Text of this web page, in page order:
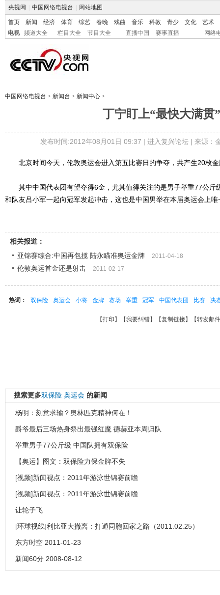
央视网 中国网络电视台 网站地图
首页 新闻 经济 体育 综艺 春晚 戏曲 音乐 科教 青少 文化
艺术
电视
频道大全 栏目大全 节目大全 直播中国 赛事直播 网络
中国网络电视台 > 新闻台 > 新闻中心 >
丁宁盯上“最快大满贯”
发布时间:2012年08月01日 09:37 | 进入复兴论坛| 来源：
北京时间今天，伦敦奥运会进入第五比赛日的争夺，共产生20枚金
其中中国代表团有望夺得6金，尤其值得关注的是男子举重77公斤
和队友吕小军一起向冠军发起冲击，这也是中国男举在本届奥运会上唯
相关报道：
亚锦赛综合:中国再包揽 陆永瞄准奥运金牌
2011-04-18
伦敦奥运首金还是射击 2011-02-17
热词： 双保险 奥运会 小将 金牌 赛场 举重 冠军 中国代表团 比赛 决
【打印 】【我要纠错】【复制链接】【转发邮件
搜索更多双保险 奥运会 的新闻
杨明：刻意求输？奥林匹克精神何在！
爵爷最后三场热身祭出最强红魔 德赫亚本周归队
举重男子77公斤级 中国队拥有双保险
【奥运】图文：双保险力保金牌不失
[视频]新闻视点：2011年游泳世锦赛前瞻
[视频]新闻视点：2011年游泳世锦赛前瞻
让轮子飞
[环球视线]利比亚大撤离：打通同胞回家之路（2011.02.25）
东方时空 2011-01-23
新闻60分 2008-08-12